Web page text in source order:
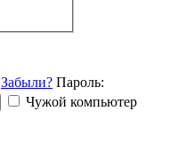
Забыли? Пароль:
Чужой компьютер